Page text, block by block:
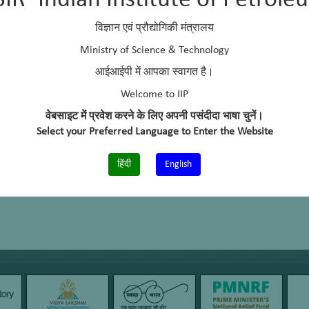
विज्ञान एवं प्रौद्योगिकी मंत्रालय
Ministry of Science & Technology
आईआईपी में आपका स्वागत है।
Welcome to IIP
वेबसाइट में प्रवेश करने के लिए अपनी पसंदीदा भाषा चुनें।
Select your Preferred Language to Enter the Website
हिंदी English